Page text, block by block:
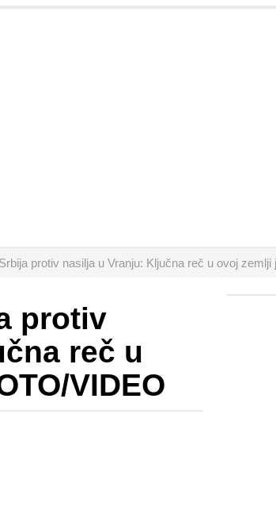
protiv nasilja u Vranju: Ključna reč u ovoj
protiv
reč u
VIDEO